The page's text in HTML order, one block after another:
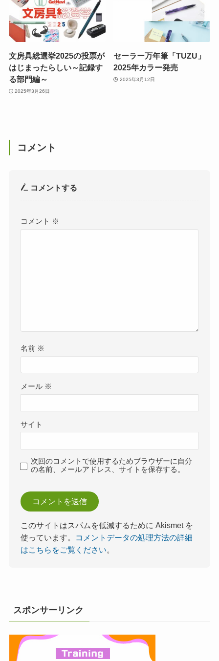
文房具総選挙2025の投票が
はじまったらしい～記録す
る部門編～
2025年3月26日
セーラー万年筆「TUZU」
2025年カラー発売
2025年3月12日
コメント
コメントする
コメント ※
名前 ※
メール ※
サイト
次回のコメントで使用するためブラウザーに自分
の名前、メールアドレス、サイトを保存する。
このサイトはスパムを低減するために Akismet を
使っています。
コメントデータの処理方法の詳細
はこちらをご覧ください。
スポンサーリンク